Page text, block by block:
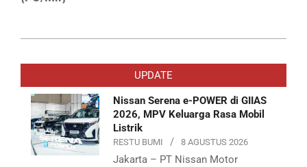
09-
UPDATE
Nissan Serena e-POWER di GIIAS
2026, MPV Keluarga Rasa Mobil
Listrik
RESTU BUMI 8 AGUSTUS 2026
Jakarta – PT Nissan Motor